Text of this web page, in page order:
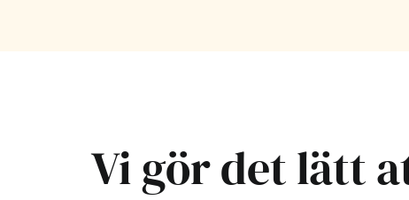
Vi gör det lätt